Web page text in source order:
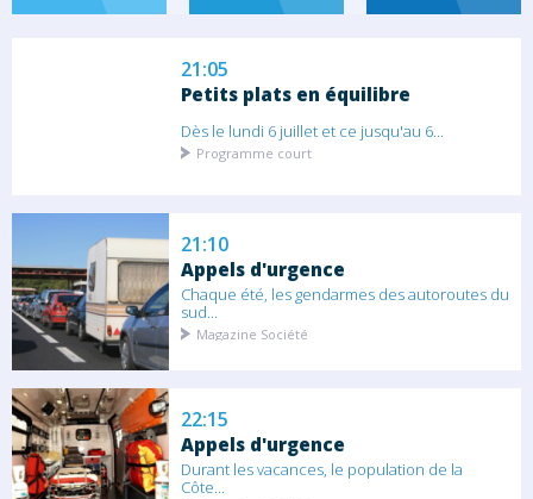
21:05
Petits plats en équilibre
Dès le lundi 6 juillet et ce jusqu'au 6...
Programme court
21:10
Appels d'urgence
Chaque été, les gendarmes des autoroutes du
sud...
Magazine Société
22:15
Appels d'urgence
Durant les vacances, le population de la
Côte...